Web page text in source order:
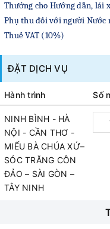
Thưởng cho Hướng dẫn, lái
Phụ thu đối với người Nước
Thuế VAT (10%)
ĐẶT DỊCH VỤ
Hành trình Số
NINH BÌNH - HÀ
NỘI - CẦN THƠ -
MIẾU BÀ CHÚA XỨ–
SÓC TRĂNG CÔN
ĐẢO – SÀI GÒN –
TÂY NINH